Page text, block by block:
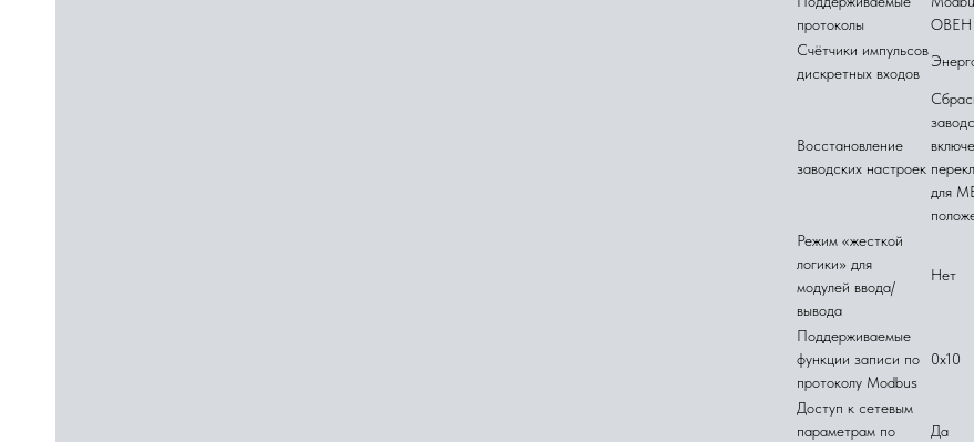
протоколы
ОВЕН
Счётчики импульсов
дискретных входов
Восстановление
заводских настроек
для
Режим «жесткой
логики» для
модулей ввода/
вывода
Нет
Поддерживаемые
функции записи по
протоколу Modbus
0x10
Доступ к сетевым
параметрам по
Да